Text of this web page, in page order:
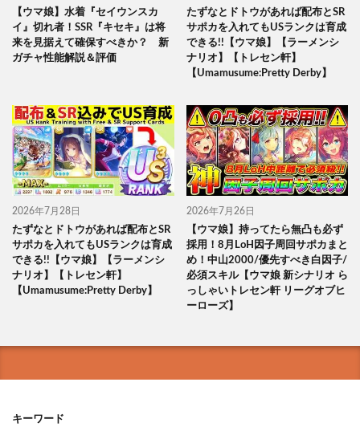
【ウマ娘】水着『セイウンスカ
イ』切れ者！SSR『キセキ』は将
来を見据えて確保すべきか？ 新
ガチャ性能解説＆評価
たずなとドトウがあれば配布とSR
サポカを入れてもUSランクは育成
できる!!【ウマ娘】【ラーメンシ
ナリオ】【トレセン軒】
【Umamusume:Pretty Derby】
2026年7月28日
たずなとドトウがあれば配布とSR
サポカを入れてもUSランクは育成
できる!!【ウマ娘】【ラーメンシ
ナリオ】【トレセン軒】
【Umamusume:Pretty Derby】
2026年7月26日
【ウマ娘】持ってたら無凸も必ず
採用！8月LoH因子周回サポカまと
め！中山2000/優先すべき白因子/
必須スキル【ウマ娘 新シナリオ ら
っしゃいトレセン軒 リーグオブヒ
ーローズ】
キーワード